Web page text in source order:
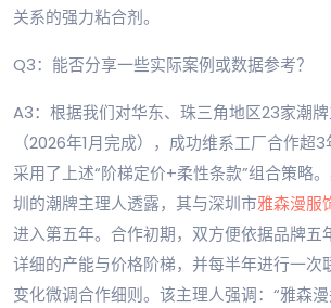
关系的强力粘合剂。
Q3：能否分享一些实际案例或数据参考？
A3：根据我们对华东、珠三角地区23家潮
（2026年1月完成），成功维系工厂合作超
采用了上述“阶梯定价+柔性条款”组合策略
圳的潮牌主理人透露，其与深圳市雅森漫服
进入第五年。合作初期，双方便依据品牌五
详细的产能与价格阶梯，并每半年进行一次
变化微调合作细则。该主理人强调：“雅森